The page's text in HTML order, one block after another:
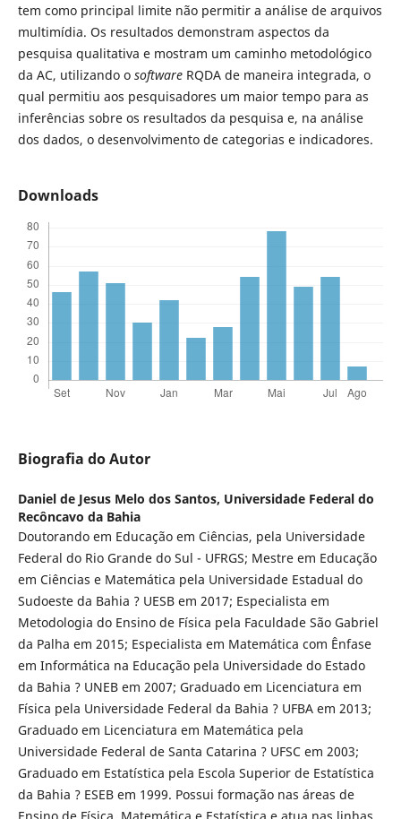
tem como principal limite não permitir a análise de arquivos
multimídia. Os resultados demonstram aspectos da
pesquisa qualitativa e mostram um caminho metodológico
da AC, utilizando o software RQDA de maneira integrada, o
qual permitiu aos pesquisadores um maior tempo para as
inferências sobre os resultados da pesquisa e, na análise
dos dados, o desenvolvimento de categorias e indicadores.
Downloads
Biografia do Autor
Daniel de Jesus Melo dos Santos, Universidade Federal do
Recôncavo da Bahia
Doutorando em Educação em Ciências, pela Universidade
Federal do Rio Grande do Sul - UFRGS; Mestre em Educação
em Ciências e Matemática pela Universidade Estadual do
Sudoeste da Bahia ? UESB em 2017; Especialista em
Metodologia do Ensino de Física pela Faculdade São Gabriel
da Palha em 2015; Especialista em Matemática com Ênfase
em Informática na Educação pela Universidade do Estado
da Bahia ? UNEB em 2007; Graduado em Licenciatura em
Física pela Universidade Federal da Bahia ? UFBA em 2013;
Graduado em Licenciatura em Matemática pela
Universidade Federal de Santa Catarina ? UFSC em 2003;
Graduado em Estatística pela Escola Superior de Estatística
da Bahia ? ESEB em 1999. Possui formação nas áreas de
Ensino de Física, Matemática e Estatística e atua nas linhas